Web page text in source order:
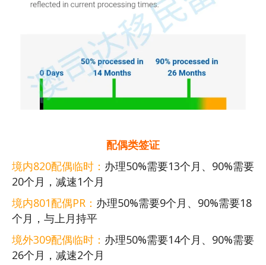
配偶类签证
境内820配偶临时： 办理50%需要13个月、90%需要
20个月，减速1个月
境内801配偶PR： 办理50%需要9个月、90%需要18
个月，与上月持平
境外309配偶临时： 办理50%需要14个月、90%需要
26个月，减速2个月